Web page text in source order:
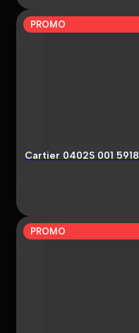
PROMO
Cartier 0402S 001 5918
PROMO